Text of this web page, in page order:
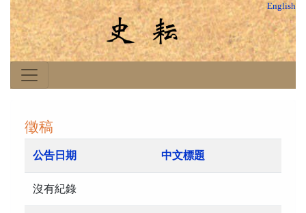
English
徵稿
公告日期 中文標題
沒有紀錄